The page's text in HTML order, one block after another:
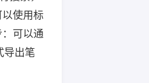
以使用标
可以通
导出笔